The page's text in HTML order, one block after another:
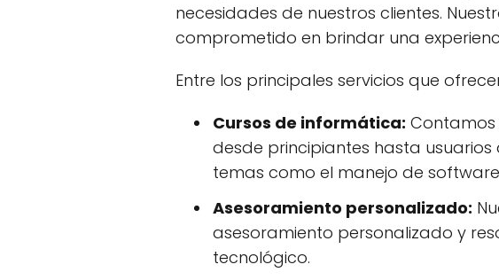
necesidades de nuestros clientes.
comprometido en brindar una
Entre los principales servicios que
Cursos de informática: Contamos
desde principiantes hasta
temas como el manejo de
Asesoramiento personalizado:
asesoramiento personalizado y
tecnológico.